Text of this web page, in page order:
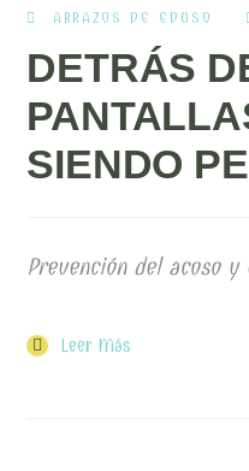
ABRAZOS DE EDUSO
DETRÁS
SIENDO
Prevención del acoso y
Leer Más